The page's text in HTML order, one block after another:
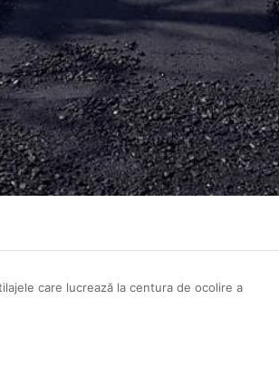
care lucrează la centura de ocolire a